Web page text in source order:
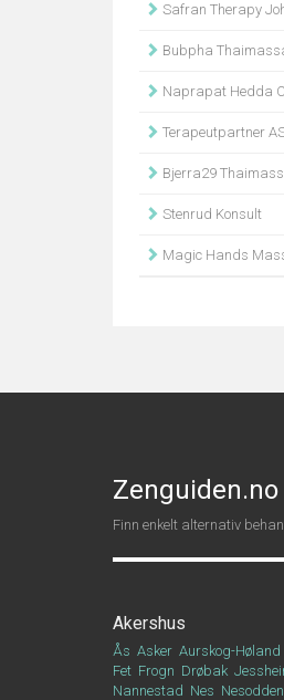
Safran Therapy
Bubpha
Naprapat Hedda
Terapeutpartner
Bjerra29
Stenrud Konsult
Magic Hands
Zenguiden.no
Finn enkelt alternativ
Akershus
Ås Asker Aurskog-Høland
Fet Frogn Drøbak
Nannestad Nes Nesodden